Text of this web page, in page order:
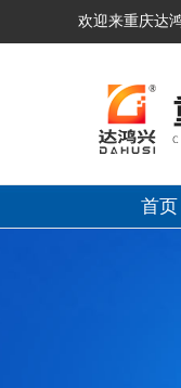
欢迎来重庆达
首页